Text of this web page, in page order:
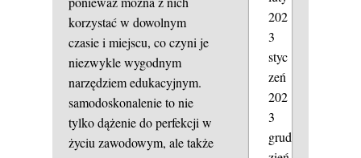
korzystać w dowolnym
czasie i miejscu, co czyni je
niezwykle wygodnym
narzędziem edukacyjnym.
samodoskonalenieto nie
tylko dążenie do perfekcji w
życiu zawodowym, ale także
202
3
styc
zeń
202
3
grud